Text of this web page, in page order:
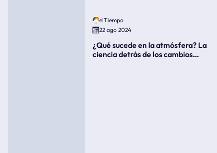
elTiempo
22 ago 2024
¿Qué sucede en la atmósfera? La
ciencia detrás de los cambios